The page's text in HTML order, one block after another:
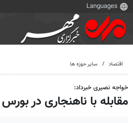
اقتصاد سایر حوزه ها
خواجه نصیری خبرداد:
مقابله با ناهنجاری در بورس